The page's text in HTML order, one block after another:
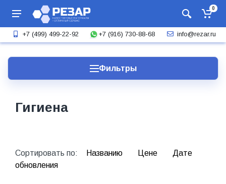
0
+7 (499) 499-22-92 +7 (916) 730-88-68 info@rezar.ru
Фильтры
Гигиена
Сортировать по: Названию Цене
Дате
обновления